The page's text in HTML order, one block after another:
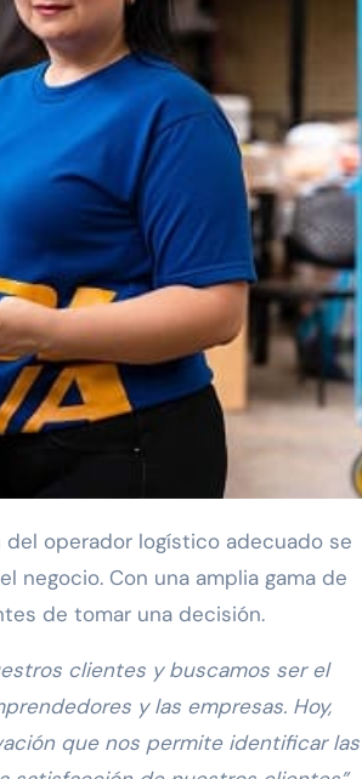
negocio. Con una amplia gama de
de tomar una decisión.
clientes y buscamos ser el
y las empresas. Hoy,
que nos permite identificar las